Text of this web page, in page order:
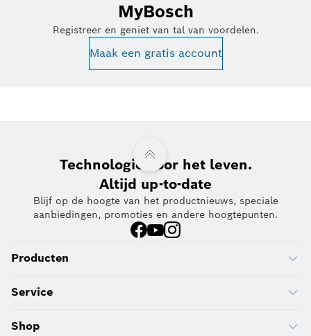
MyBosch
Registreer en geniet van tal van voordelen.
Maak een gratis account
Technologie voor het leven.
Altijd up-to-date
Blijf op de hoogte van het productnieuws, speciale
aanbiedingen, promoties en andere hoogtepunten.
Producten
Service
Shop